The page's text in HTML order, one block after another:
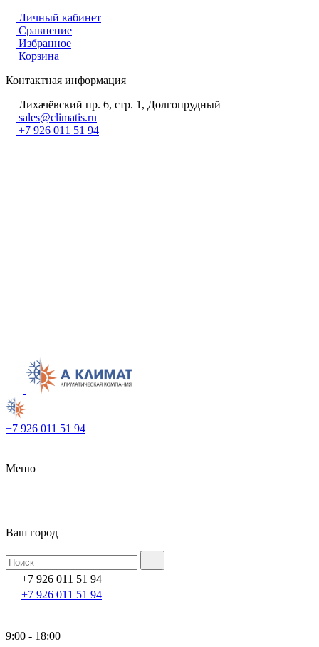
Личный кабинет
Сравнение
Избранное
Корзина
Контактная информация
Лихачёвский пр. 6, стр. 1, Долгопрудный
sales@climatis.ru
+7 926 011 51 94
+7 926 011 51 94
Меню
Ваш город
+7 926 011 51 94
+7 926 011 51 94
9:00 - 18:00